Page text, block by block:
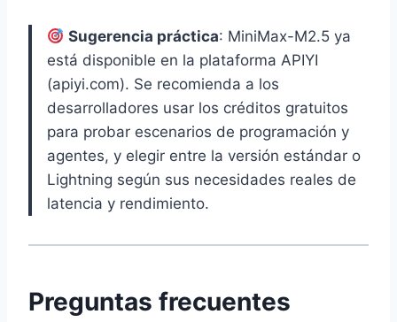
Sugerencia práctica: MiniMax-M2.5 ya
está disponible en la plataforma APIYI
(apiyi.com). Se recomienda a los
desarrolladores usar los créditos gratuitos
para probar escenarios de programación y
agentes, y elegir entre la versión estándar o
Lightning según sus necesidades reales de
latencia y rendimiento.
Preguntas frecuentes